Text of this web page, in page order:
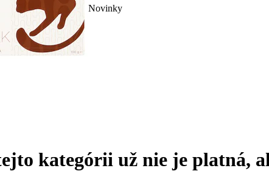
Novinky
kategórii už nie je platná,